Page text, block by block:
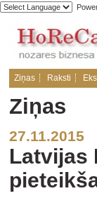
Ziņas Raksti
Ziņas
27.11.2015
Latvijas